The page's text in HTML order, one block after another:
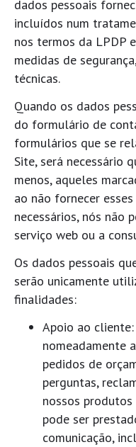
dados pessoais
incluídos num
nos termos da LPDP
medidas de
técnicas.
Quando os dados
do formulário de
formulários que se
Site, será necessário
menos, aqueles
ao não fornecer
necessários, nós não
serviço web ou a
Os dados pessoais
serão unicamente
finalidades:
Apoio ao
nomeadamente
pedidos de
perguntas,
nossos
pode ser
comunicação,